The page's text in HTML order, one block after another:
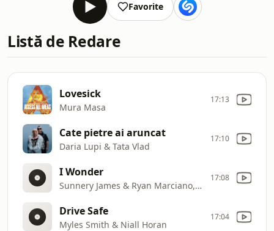
Favorite
Listă de Redare
Lovesick
Mura Masa
17:13
Cate pietre ai aruncat
Daria Lupi & Tata Vlad
17:10
I Wonder
Sunnery James & Ryan Marciano, Carston s?i Mzansi Youth Choir
17:08
Drive Safe
Myles Smith & Niall Horan
17:04